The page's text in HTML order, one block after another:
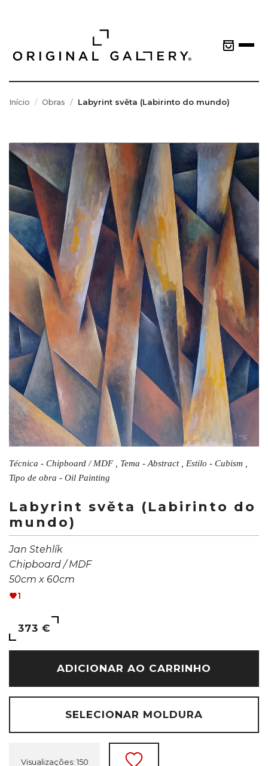
Início Obras Labyrint světa (Labirinto do mundo)
Técnica - Chipboard / MDF , Tema - Abstract , Estilo - Cubism ,
Tipo de obra - Oil Painting
Labyrint světa (Labirinto do
mundo)
Jan Stehlík
Chipboard / MDF
50cm x 60cm
1
373 €
ADICIONAR AO CARRINHO
SELECIONAR MOLDURA
Visualizações: 150